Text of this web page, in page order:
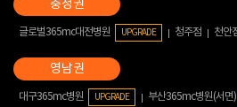
글로벌365mc대전병원 UPGRADE 청주점 천안
대구365mc병원 UPGRADE 부산365mc병원(서면)